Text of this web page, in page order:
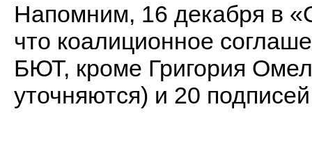
Напомним, 16 декабря в
что коалиционное
БЮТ, кроме Григория
уточняются) и 20